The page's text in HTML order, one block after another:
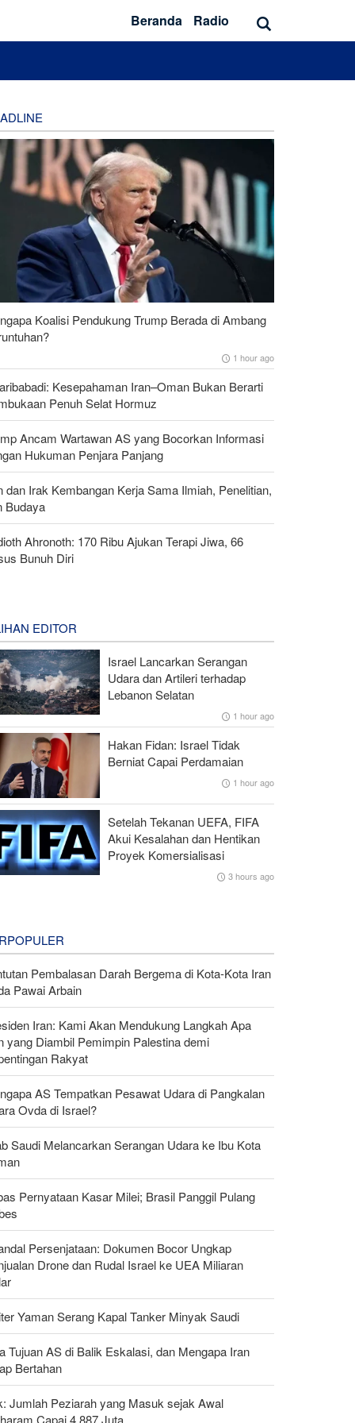
Beranda Radio
Koalisi Pendukung Trump Berada di Ambang
1 hour ago
Kesepahaman Iran–Oman Bukan Berarti
Penuh Selat Hormuz
Ancam Wartawan AS yang Bocorkan Informasi
Hukuman Penjara Panjang
dan Irak Kembangan Kerja Sama Ilmiah, Penelitian,
Budaya
Ahronoth: 170 Ribu Ajukan Terapi Jiwa, 66
Bunuh Diri
EDITOR
Israel Lancarkan Serangan
Udara dan Artileri terhadap
Lebanon Selatan
1 hour ago
Hakan Fidan: Israel Tidak
Berniat Capai Perdamaian
1 hour ago
Setelah Tekanan UEFA, FIFA
Akui Kesalahan dan Hentikan
Proyek Komersialisasi
3 hours ago
Pembalasan Darah Bergema di Kota-Kota Iran
Pawai Arbain
Iran: Kami Akan Mendukung Langkah Apa
yang Diambil Pemimpin Palestina demi
Rakyat
AS Tempatkan Pesawat Udara di Pangkalan
Ovda di Israel?
Saudi Melancarkan Serangan Udara ke Ibu Kota
Pernyataan Kasar Milei; Brasil Panggil Pulang
Persenjataan: Dokumen Bocor Ungkap
Drone dan Rudal Israel ke UEA Miliaran
Yaman Serang Kapal Tanker Minyak Saudi
Tujuan AS di Balik Eskalasi, dan Mengapa Iran
Bertahan
Jumlah Peziarah yang Masuk sejak Awal
Capai 4,887 Juta